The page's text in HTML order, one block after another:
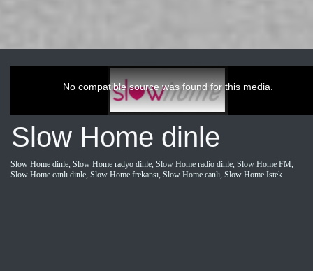
No compatible source was found for this media.
Slow Home dinle
Slow Home dinle, Slow Home radyo dinle, Slow Home radio dinle, Slow Home FM,
Slow Home canlı dinle, Slow Home frekansı, Slow Home canlı, Slow Home İstek